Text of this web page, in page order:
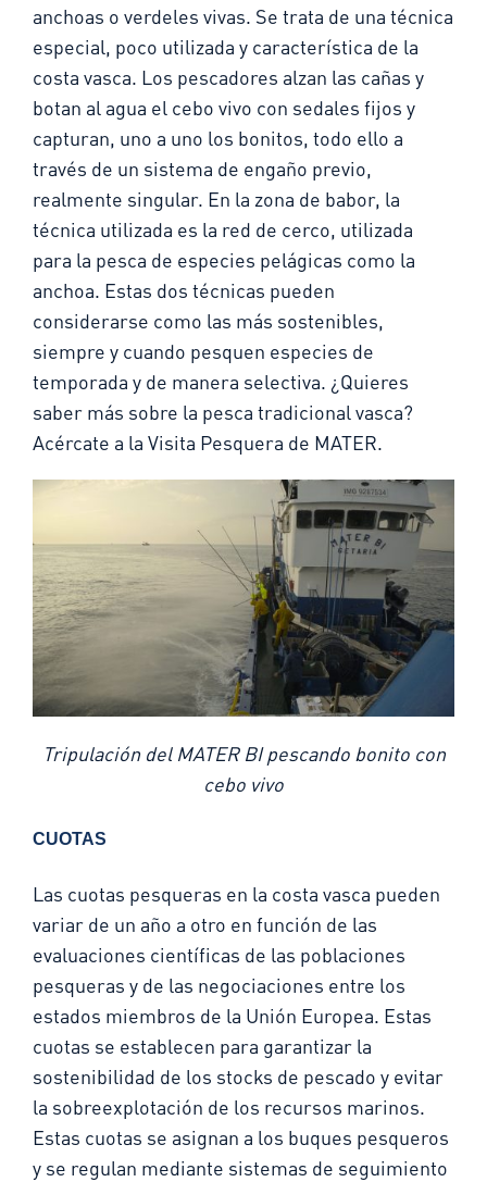
anchoas o verdeles vivas. Se trata de una técnica
especial, poco utilizada y característica de la
costa vasca. Los pescadores alzan las cañas y
botan al agua el cebo vivo con sedales fijos y
capturan, uno a uno los bonitos, todo ello a
través de un sistema de engaño previo,
realmente singular. En la zona de babor, la
técnica utilizada es la red de cerco, utilizada
para la pesca de especies pelágicas como la
anchoa. Estas dos técnicas pueden
considerarse como las más sostenibles,
siempre y cuando pesquen especies de
temporada y de manera selectiva. ¿Quieres
saber más sobre la pesca tradicional vasca?
Acércate a la Visita Pesquera de MATER.
Tripulación del MATER BI pescando bonito con
cebo vivo
CUOTAS
Las cuotas pesqueras en la costa vasca pueden
variar de un año a otro en función de las
evaluaciones científicas de las poblaciones
pesqueras y de las negociaciones entre los
estados miembros de la Unión Europea. Estas
cuotas se establecen para garantizar la
sostenibilidad de los stocks de pescado y evitar
la sobreexplotación de los recursos marinos.
Estas cuotas se asignan a los buques pesqueros
y se regulan mediante sistemas de seguimiento